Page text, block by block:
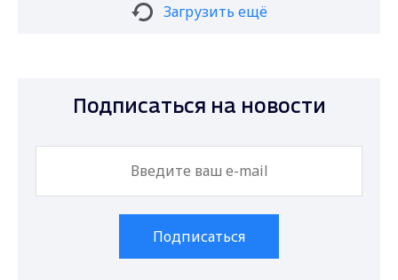
Загрузить ещё
Подписаться на новости
Подписаться